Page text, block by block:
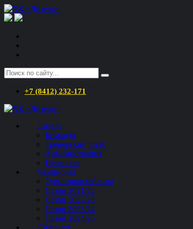
+7 (8412) 232-171
Дизель
Команда
Тренерский штаб
Администрация
Персонал
Чемпионат
Турнирная таблица
Сезон 2021/22
Сезон 2022/23
Сезон 2023/24
Сезон 2024/25
Дизелист